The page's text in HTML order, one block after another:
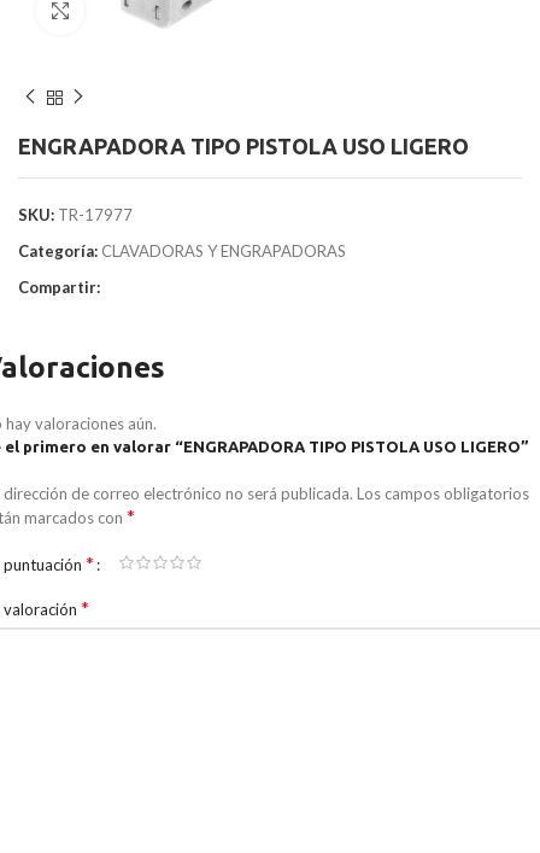
Clic para agrandar
ENGRAPADORA TIPO PISTOLA USO LIGERO
SKU: TR-17977
Categoría: CLAVADORAS Y ENGRAPADORAS
Compartir:
hay valoraciones aún.
el primero en valorar “ENGRAPADORA TIPO PISTOLA USO LIGERO”
dirección de correo electrónico no será publicada. Los campos obligatorios
marcados con *
puntuación *
valoración *